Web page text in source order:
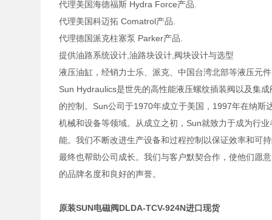
代理美国海德福斯 Hydra Force产品.
代理美国科迈拓 Comatrol产品.
代理德国派克柱塞泵 Parker产品.
提供油路系统设计,油路块设计,阀块设计与选型
液压油缸，经销力士乐、派克、中国台湾北部等液压元件
Sun Hydraulics是世先的高性能液压螺纹插装阀以及集
的控制。Sun公司于1970年成立于美国，1997年在纳
机械和设备等领域。从成立之初，Sun就致力于成为行
能。我们不断改进生产设备和过程控制以保证效率和可
最终也帮助公司成长。我们与客户默契合作，使他们愿
的品牌名度和良好的声誉。
原装SUN电磁阀DLDA-TCV-924N进口现货